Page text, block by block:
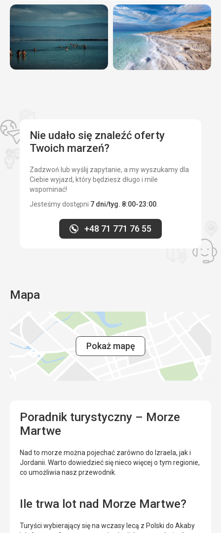
Nie udało się znaleźć oferty
Twoich marzeń?
Zadzwoń lub wyślij zapytanie, a my wyszukamy dla
Ciebie wyjazd, który będziesz długo i mile
wspominać!
Jesteśmy dostępni 7 dni/tyg. 8:00-23:00
+48 71 771 76 55
Mapa
Pokaż mapę
Poradnik turystyczny – Morze
Martwe
Nad to morze można pojechać zarówno do Izraela, jak i
Jordanii. Warto dowiedzieć się nieco więcej o tym regionie,
co umożliwia nasz przewodnik.
Ile trwa lot nad Morze Martwe?
Turyści wybierający się na wczasy lecą z Polski do Akaby